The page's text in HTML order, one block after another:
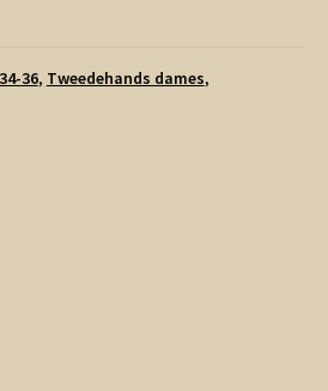
36, Tweedehands dames,